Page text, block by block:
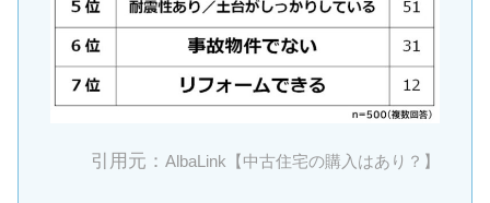
引用元：AlbaLink【中古住宅の購入はあり？】